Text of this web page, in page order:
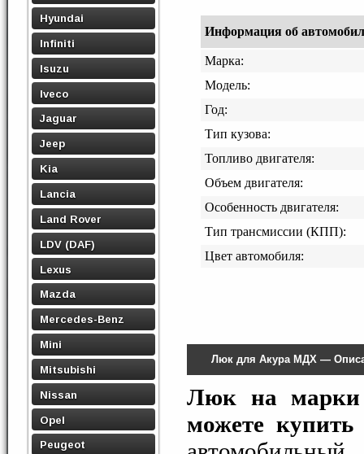
Hyundai
Infiniti
Isuzu
Iveco
Jaguar
Jeep
Kia
Lancia
Land Rover
LDV (DAF)
Lexus
Mazda
Mercedes-Benz
Mini
Mitsubishi
Nissan
Opel
Peugeot
Информация об
Марка:
Модель:
Год:
Тип кузова:
Топливо двигателя:
Объем двигателя:
Особенность двигателя:
Тип трансмиссии (КПП):
Цвет автомобиля:
Люк для Акура МДХ —
Люк на
можете купить